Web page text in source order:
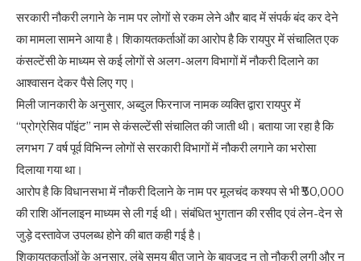
सरकारी नौकरी लगाने के नाम पर लोगों से रकम लेने और बाद में संपर्क बंद कर देने
का मामला सामने आया है। शिकायतकर्ताओं का आरोप है कि रायपुर में संचालित एक
कंसल्टेंसी के माध्यम से कई लोगों से अलग-अलग विभागों में नौकरी दिलाने का
आश्वासन देकर पैसे लिए गए।
मिली जानकारी के अनुसार, अब्दुल फिरनाज नामक व्यक्ति द्वारा रायपुर में
“प्रोग्रेसिव पॉइंट” नाम से कंसल्टेंसी संचालित की जाती थी। बताया जा रहा है कि
लगभग 7 वर्ष पूर्व विभिन्न लोगों से सरकारी विभागों में नौकरी लगाने का भरोसा
दिलाया गया था।
आरोप है कि विधानसभा में नौकरी दिलाने के नाम पर मूलचंद कश्यप से भी ₹50,000
की राशि ऑनलाइन माध्यम से ली गई थी। संबंधित भुगतान की रसीद एवं लेन-देन से
जुड़े दस्तावेज उपलब्ध होने की बात कही गई है।
शिकायतकर्ताओं के अनुसार, लंबे समय बीत जाने के बावजूद न तो नौकरी लगी और न